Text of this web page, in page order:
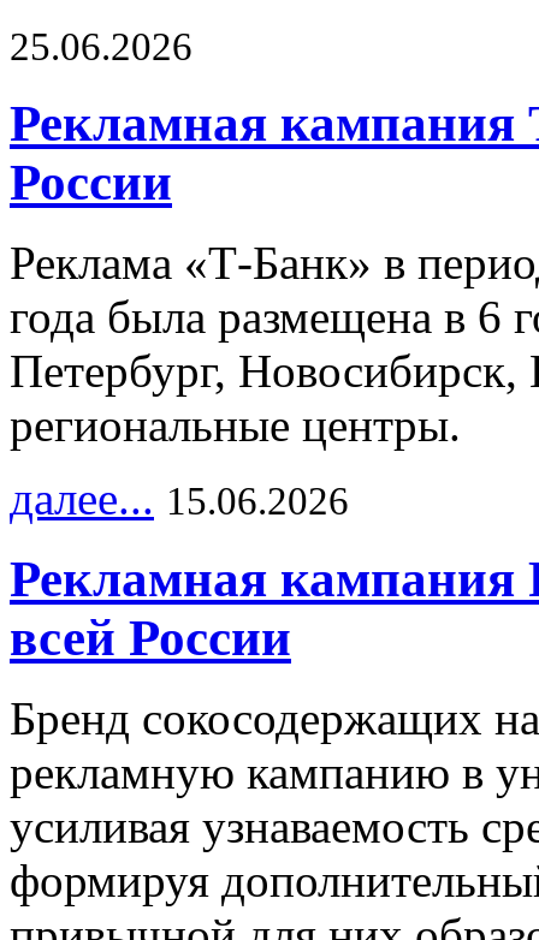
25.06.2026
Рекламная кампания
России
Реклама «Т-Банк» в
года была размещена в 6
Петербург,
региональные центры.
далее... 15.06.2026
Рекламная
всей России
Бренд сокосодержащих
рекламную кампанию в
усиливая узнаваемость
формируя